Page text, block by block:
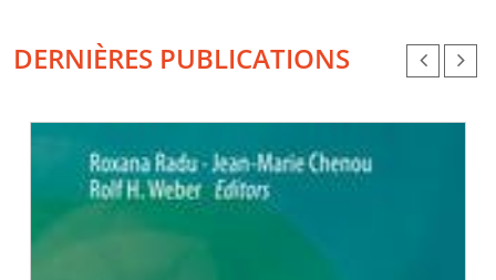
DERNIÈRES PUBLICATIONS